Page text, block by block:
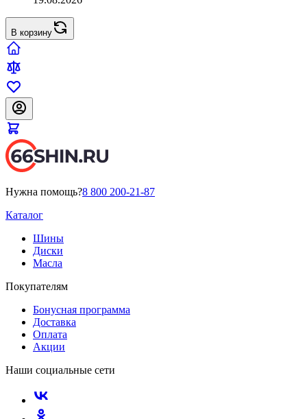
В корзину
Нужна помощь?8 800 200-21-87
Каталог
Шины
Диски
Масла
Покупателям
Бонусная программа
Доставка
Оплата
Акции
Наши социальные сети